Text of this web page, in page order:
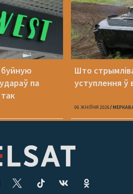
буйную
па
Што
уступлення ў
06 ЖНІЎНЯ 2026